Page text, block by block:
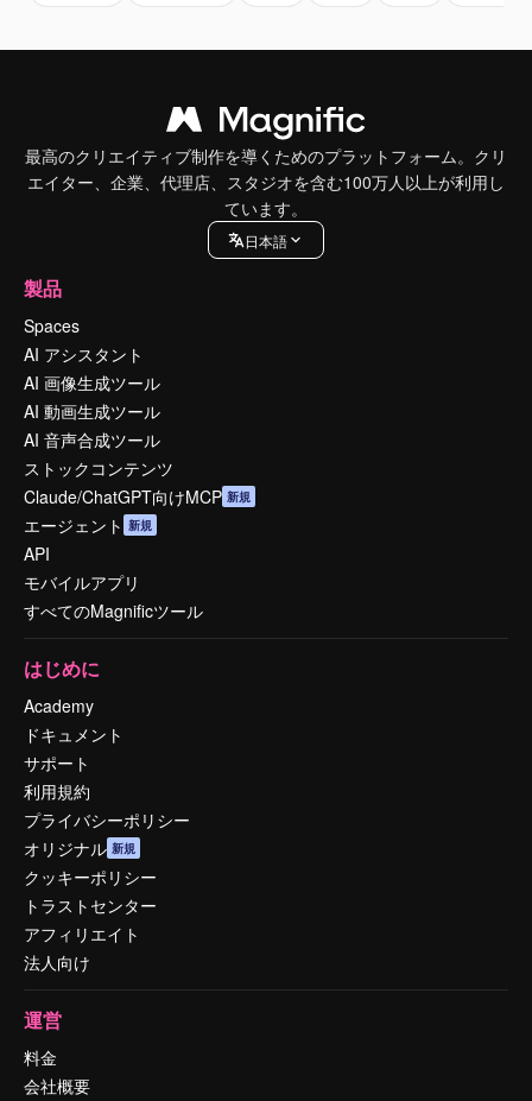
最高のクリエイティブ制作を導くためのプラットフォーム。クリ
エイター、企業、代理店、スタジオを含む100万人以上が利用し
ています。
日本語
製品
Spaces
AI アシスタント
AI 画像生成ツール
AI 動画生成ツール
AI 音声合成ツール
ストックコンテンツ
Claude/ChatGPT向けMCP 新規
エージェント 新規
API
モバイルアプリ
すべてのMagnificツール
はじめに
Academy
ドキュメント
サポート
利用規約
プライバシーポリシー
オリジナル 新規
クッキーポリシー
トラストセンター
アフィリエイト
法人向け
運営
料金
会社概要